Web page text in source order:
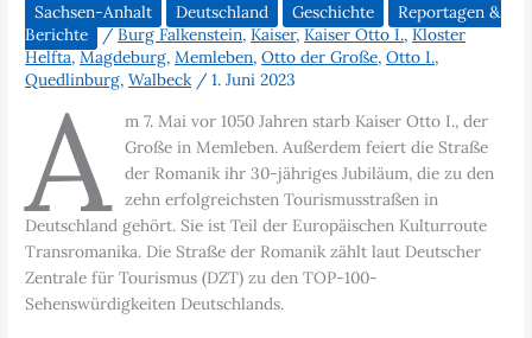
Sachsen-Anhalt Deutschland Geschichte
Reportagen &
Berichte /Burg Falkenstein,Kaiser,Kaiser Otto I.,Kloster
Helfta,Magdeburg,Memleben,Otto der Große,Otto I.,
Quedlinburg,Walbeck/1. Juni 2023
A
m 7. Mai vor 1050 Jahren starb Kaiser Otto I., der
Große in Memleben. Außerdem feiert die Straße
der Romanik ihr 30-jähriges Jubiläum, die zu den
zehn erfolgreichsten Tourismusstraßen in
Deutschland gehört. Sie ist Teil der Europäischen Kulturroute
Transromanika. Die Straße der Romanik zählt laut Deutscher
Zentrale für Tourismus (DZT) zu den TOP-100-
Sehenswürdigkeiten Deutschlands.